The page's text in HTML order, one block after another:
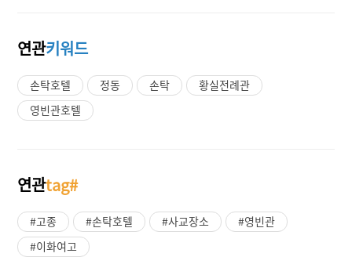
연관키워드
손탁호텔 정동 손탁
황실전례관
영빈관호텔
연관tag#
#고종 #손탁호텔 #사교장소
#영빈관
#이화여고